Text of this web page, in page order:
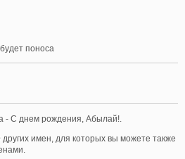
поноса
- С днем рождения, Абылай!.
имен, для которых вы можете также